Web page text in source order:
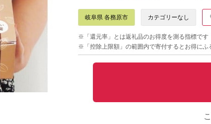
岐阜県 各務原市 カテゴリーなし
※「還元率」とは返礼品のお得度を測る指標です
※「控除上限額」の範囲内で寄付するとお得にふ